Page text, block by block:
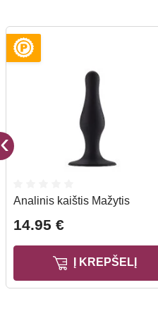
Analinis kaištis Mažytis
14.95 €
Į KREPŠELĮ